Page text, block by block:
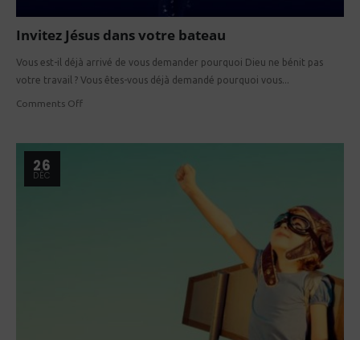
Invitez Jésus dans votre bateau
Vous est-il déjà arrivé de vous demander pourquoi Dieu ne bénit pas
votre travail ? Vous êtes-vous déjà demandé pourquoi vous...
Comments Off
26
DÉC